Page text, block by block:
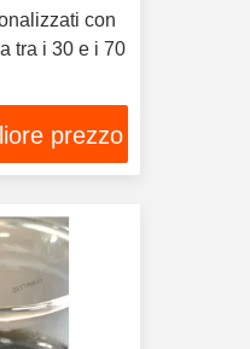
con
tra i 30 e i 70
prezzo